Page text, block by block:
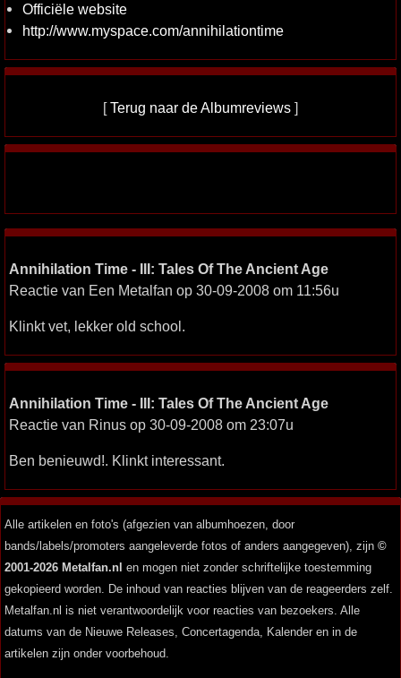
Officiële website
http://www.myspace.com/annihilationtime
[Terug naar de Albumreviews ]
Annihilation Time - III: Tales Of The Ancient Age
Reactie van Een Metalfan op 30-09-2008 om 11:56u
Klinkt vet, lekker old school.
Annihilation Time - III: Tales Of The Ancient Age
Reactie van Rinus op 30-09-2008 om 23:07u
Ben benieuwd!. Klinkt interessant.
Alle artikelen en foto's (afgezien van albumhoezen, door
bands/labels/promoters aangeleverde fotos of anders aangegeven), zijn ©
2001-2026 Metalfan.nl en mogen niet zonder schriftelijke toestemming
gekopieerd worden. De inhoud van reacties blijven van de reageerders zelf.
Metalfan.nl is niet verantwoordelijk voor reacties van bezoekers. Alle
datums van de Nieuwe Releases, Concertagenda, Kalender en in de
artikelen zijn onder voorbehoud.